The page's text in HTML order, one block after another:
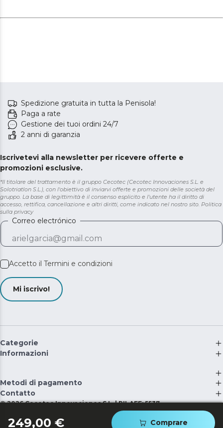
249,00 € Comprare
Spedizione gratuita in tutta la Penisola!
Paga a rate
Gestione dei tuoi ordini 24/7
2 anni di garanzia
Iscrivetevi alla newsletter per ricevere offerte e
promozioni esclusive.
*Il titolare del trattamento è il gruppo Cecotec (Cecotec Innovaciones S.L. e
Solotriatlon S.L.), con l'obiettivo di inviarvi offerte e promozioni delle società del
gruppo. La base di legittimità è il consenso esplicito e l'utente ha il diritto di
accesso, rettifica, cancellazione e altri diritti, come indicato nel nostro sito. Politica
sulla privacy
Correo electrónico
Accetto il Termini e condizioni
Mi iscrivo!
Categorie
Informazioni
Metodi di pagamento
Contatto
©2026 Cecotec Innovaciones S.L. | RII-AEE: 5537